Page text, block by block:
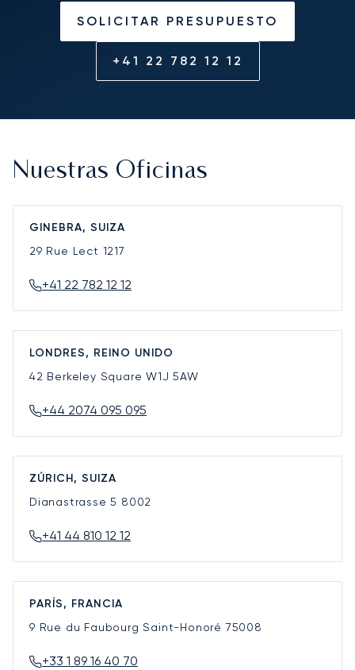
SOLICITAR PRESUPUESTO
+41 22 782 12 12
Nuestras Oficinas
GINEBRA, SUIZA
29 Rue Lect 1217
+41 22 782 12 12
LONDRES, REINO UNIDO
42 Berkeley SquareW1J 5AW
+44 2074 095 095
ZÚRICH, SUIZA
Dianastrasse 5 8002
+41 44 810 12 12
PARÍS, FRANCIA
9 Rue du Faubourg Saint-Honoré 75008
+33 1 89 16 40 70